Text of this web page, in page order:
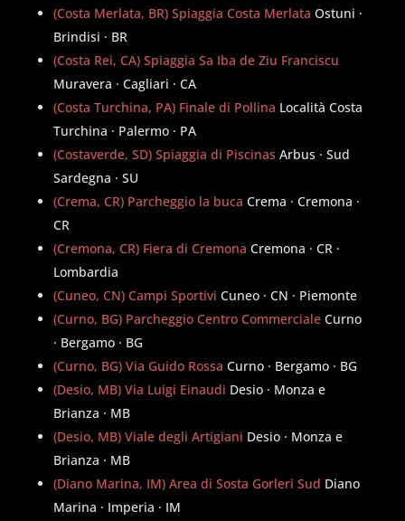
(Costa Merlata, BR) Spiaggia Costa Merlata Ostuni ·
Brindisi · BR
(Costa Rei, CA) Spiaggia Sa Iba de Ziu Franciscu
Muravera · Cagliari · CA
(Costa Turchina, PA) Finale di Pollina Località Costa
Turchina · Palermo · PA
(Costaverde, SD) Spiaggia di Piscinas Arbus · Sud
Sardegna · SU
(Crema, CR) Parcheggio la buca Crema · Cremona ·
CR
(Cremona, CR) Fiera di Cremona Cremona · CR ·
Lombardia
(Cuneo, CN) Campi Sportivi Cuneo · CN · Piemonte
(Curno, BG) Parcheggio Centro Commerciale Curno
· Bergamo · BG
(Curno, BG) Via Guido Rossa Curno · Bergamo · BG
(Desio, MB) Via Luigi Einaudi Desio · Monza e
Brianza · MB
(Desio, MB) Viale degli Artigiani Desio · Monza e
Brianza · MB
(Diano Marina, IM) Area di Sosta Gorleri Sud Diano
Marina · Imperia · IM